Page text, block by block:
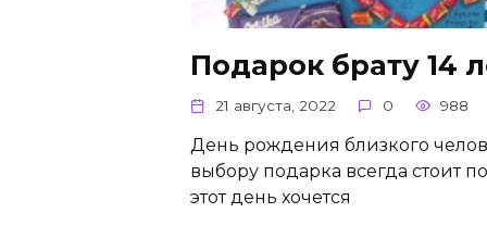
Подарок брату 14
21 августа, 2022 0 988
День рождения близкого
выбору подарка всегда стоит
этот день хочется